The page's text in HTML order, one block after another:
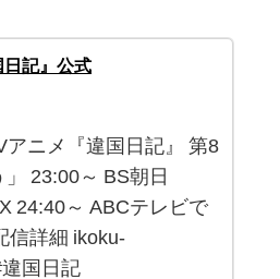
日記』公式
アニメ『違国日記』 第8
23:00～ BS朝日
24:40～ ABCテレビで
信詳細 ikoku-
国日記